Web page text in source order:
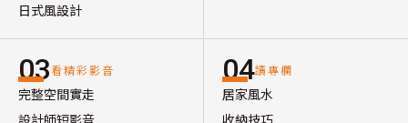
日式風設計
03看精彩影音
完整空間實走
04讀專欄
居家風水